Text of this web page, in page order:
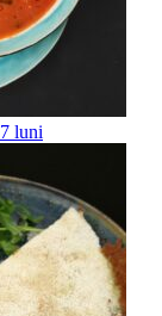
7 luni